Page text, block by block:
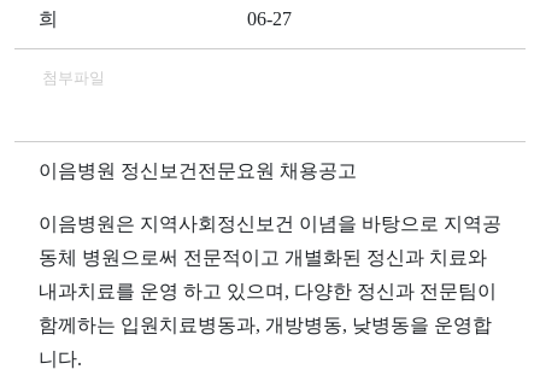
희
06-27
첨부파일
이음병원 정신보건전문요원 채용공고
이음병원은 지역사회정신보건 이념을 바탕으로 지역공
동체 병원으로써 전문적이고 개별화된 정신과 치료와
내과치료를 운영 하고 있으며, 다양한 정신과 전문팀이
함께하는 입원치료병동과, 개방병동, 낮병동을 운영합
니다.